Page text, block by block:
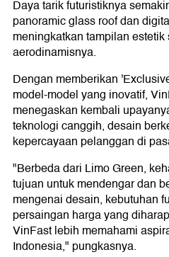
Daya tarik futuristiknya
panoramic glass roof dan
meningkatkan tampilan
aerodinamisnya.
Dengan memberikan
model-model yang inovatif,
menegaskan kembali
teknologi canggih, desain
kepercayaan pelanggan di
"Berbeda dari Limo Green,
tujuan untuk mendengar dan
mengenai desain, kebutuhan
persaingan harga yang
VinFast lebih memahami
Indonesia," pungkasnya.